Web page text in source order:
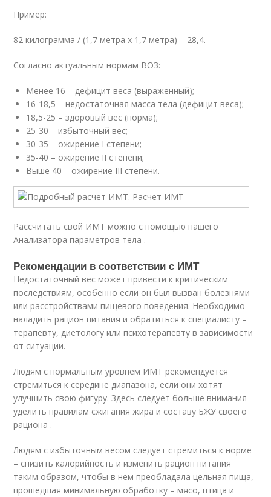
Пример:
82 килограмма / (1,7 метра x 1,7 метра) = 28,4.
Согласно актуальным нормам ВОЗ:
Менее 16 – дефицит веса (выраженный);
16-18,5 – недостаточная масса тела (дефицит веса);
18,5-25 – здоровый вес (норма);
25-30 – избыточный вес;
30-35 – ожирение I степени;
35-40 – ожирение II степени;
Выше 40 – ожирение III степени.
Рассчитать свой ИМТ можно с помощью нашего
Анализатора параметров тела .
Рекомендации в соответствии с ИМТ
Недостаточный вес может привести к критическим
последствиям, особенно если он был вызван болезнями
или расстройствами пищевого поведения. Необходимо
наладить рацион питания и обратиться к специалисту –
терапевту, диетологу или психотерапевту в зависимости
от ситуации.
Людям с нормальным уровнем ИМТ рекомендуется
стремиться к середине диапазона, если они хотят
улучшить свою фигуру. Здесь следует больше внимания
уделить правилам сжигания жира и составу БЖУ своего
рациона .
Людям с избыточным весом следует стремиться к норме
– снизить калорийность и изменить рацион питания
таким образом, чтобы в нем преобладала цельная пища,
прошедшая минимальную обработку – мясо, птица и